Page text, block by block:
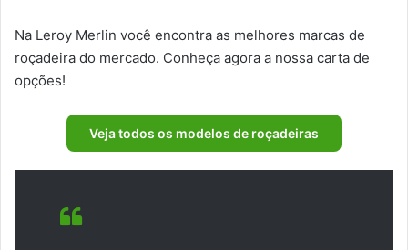
Na Leroy Merlin você encontra as melhores marcas de
roçadeira do mercado. Conheça agora a nossa carta de
opções!
Veja todos os modelos de roçadeiras